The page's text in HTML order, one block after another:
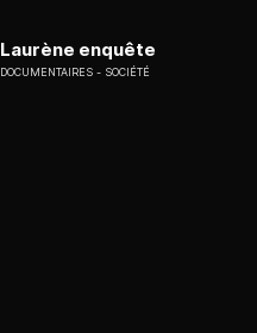
Laurène enquête
DOCUMENTAIRES SOCIÉTÉ